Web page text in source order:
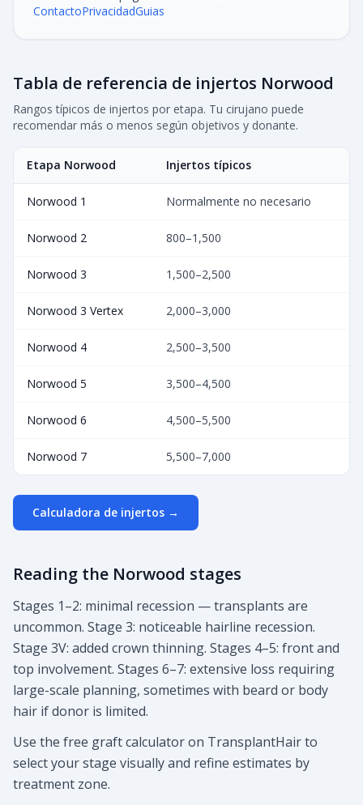
ContactoPrivacidadGuias
Tabla de referencia de injertos Norwood
Rangos típicos de injertos por etapa. Tu cirujano puede
recomendar más o menos según objetivos y donante.
Etapa Norwood Injertos típicos
Norwood 1 Normalmente no necesario
Norwood 2 800–1,500
Norwood 3 1,500–2,500
Norwood 3 Vertex 2,000–3,000
Norwood 4 2,500–3,500
Norwood 5 3,500–4,500
Norwood 6 4,500–5,500
Norwood 7 5,500–7,000
Calculadora de injertos →
Reading the Norwood stages
Stages 1–2: minimal recession — transplants are
uncommon. Stage 3: noticeable hairline recession.
Stage 3V: added crown thinning. Stages 4–5: front and
top involvement. Stages 6–7: extensive loss requiring
large-scale planning, sometimes with beard or body
hair if donor is limited.
Use the free graft calculator on TransplantHair to
select your stage visually and refine estimates by
treatment zone.